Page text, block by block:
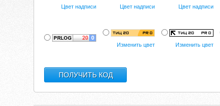
Цвет надписи Цвет надписи Цвет надписи
Изменить цвет Изменить цвет